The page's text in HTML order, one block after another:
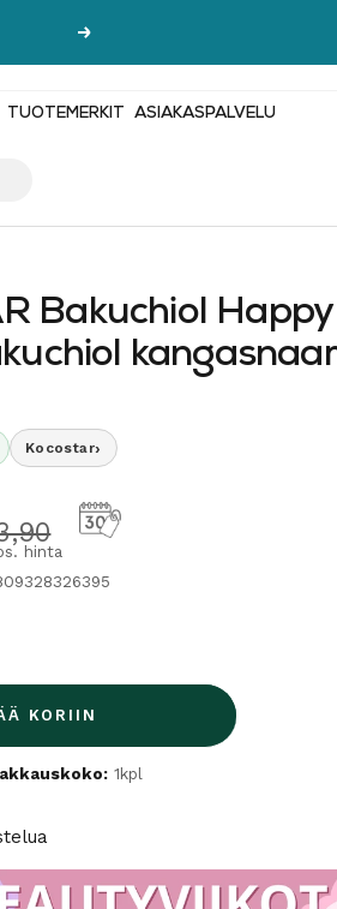
Seuraava
TUOTEMERKIT ASIAKASPALVELU
Bakuchiol Happy
Kocostar›
hinta
KORIIN
1kpl